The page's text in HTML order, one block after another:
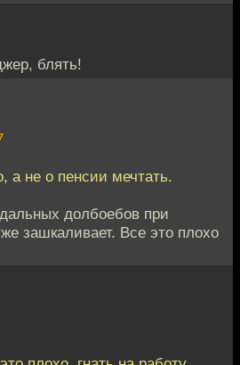
блять!
а не о пенсии мечтать.
долбоебов при
зашкаливает. Все это плохо